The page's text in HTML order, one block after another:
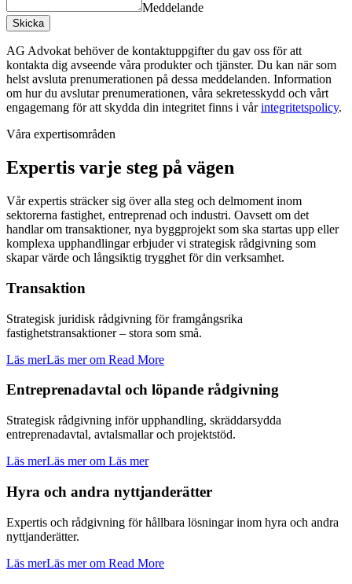
Meddelande
Skicka
AG Advokat behöver de kontaktuppgifter du gav oss för att
kontakta dig avseende våra produkter och tjänster. Du kan när som
helst avsluta prenumerationen på dessa meddelanden. Information
om hur du avslutar prenumerationen, våra sekretesskydd och vårt
engagemang för att skydda din integritet finns i vårintegritetspolicy.
Våra expertisområden
Expertis varje steg på vägen
Vår expertis sträcker sig över alla steg och delmoment inom
sektorerna fastighet, entreprenad och industri. Oavsett om det
handlar om transaktioner, nya byggprojekt som ska startas upp eller
komplexa upphandlingar erbjuder vi strategisk rådgivning som
skapar värde och långsiktig trygghet för din verksamhet.
Transaktion
Strategisk juridisk rådgivning för framgångsrika
fastighetstransaktioner – stora som små.
Läs merLäs mer om Read More
Entreprenadavtal och löpande rådgivning
Strategisk rådgivning inför upphandling, skräddarsydda
entreprenadavtal, avtalsmallar och projektstöd.
Läs merLäs mer om Läs mer
Hyra och andra nyttjanderätter
Expertis och rådgivning för hållbara lösningar inom hyra och andra
nyttjanderätter.
Läs merLäs mer om Read More